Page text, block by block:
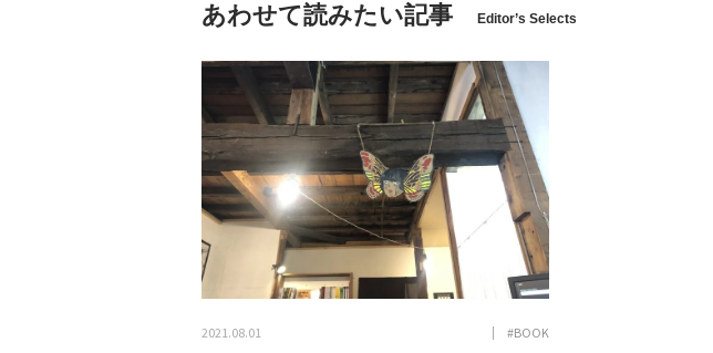
あわせて読みたい記事 Editor’s Selects
2021.08.01 #BOOK